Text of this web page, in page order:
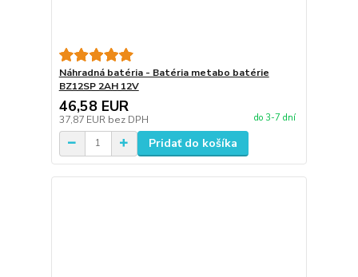
Náhradná batéria - Batéria metabo batérie
BZ12SP 2AH 12V
46,58 EUR
37,87 EUR bez DPH do 3-7 dní
Pridať do košíka